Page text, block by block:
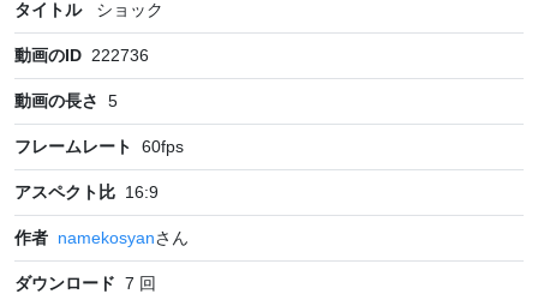
タイトル ショック
動画のID 222736
動画の長さ 5
フレームレート 60fps
アスペクト比 16:9
作者 namekosyanさん
ダウンロード 7 回